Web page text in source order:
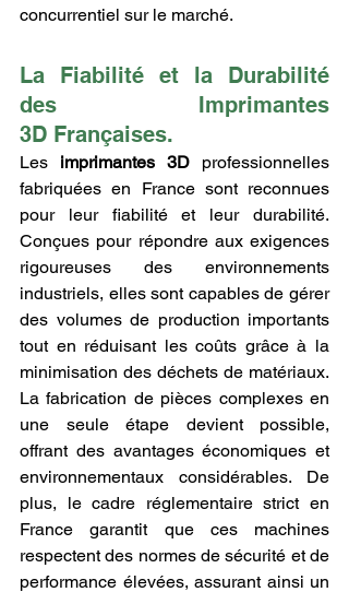
concurrentiel sur le marché.
La Fiabilité et la Durabilité
des Imprimantes
3D Françaises.
Les imprimantes 3D professionnelles
fabriquées en France sont reconnues
pour leur fiabilité et leur durabilité.
Conçues pour répondre aux exigences
rigoureuses des environnements
industriels, elles sont capables de gérer
des volumes de production importants
tout en réduisant les coûts grâce à la
minimisation des déchets de matériaux.
La fabrication de pièces complexes en
une seule étape devient possible,
offrant des avantages économiques et
environnementaux considérables. De
plus, le cadre réglementaire strict en
France garantit que ces machines
respectent des normes de sécurité et de
performance élevées, assurant ainsi un